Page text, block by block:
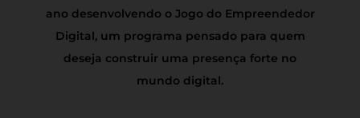
ano desenvolvendo o Jogo do Empreendedor
Digital, um programa pensado para quem
deseja construir uma presença forte no
mundo digital.